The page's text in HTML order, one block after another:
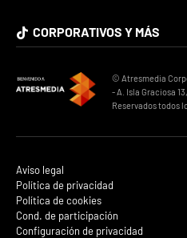
CORPORATIVOS Y MÁS
© Atresmedia
- A. Isla Graciosa
Reservados todos
Aviso legal
Política de privacidad
Política de cookies
Cond. de participación
Configuración de privacidad